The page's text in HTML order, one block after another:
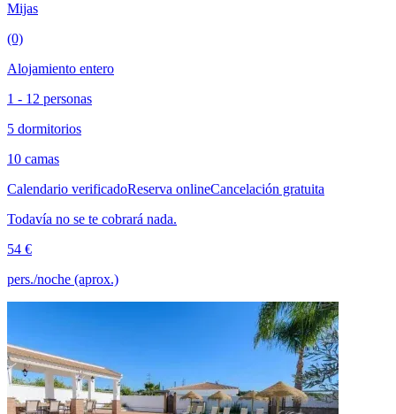
Mijas
(0)
Alojamiento entero
1 - 12 personas
5 dormitorios
10 camas
Calendario verificadoReserva onlineCancelación gratuita
Todavía no se te cobrará nada.
54 €
pers./noche (aprox.)